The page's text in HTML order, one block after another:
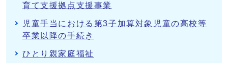
育て支援拠点支援事業
児童手当における第3子加算対象児童の高校等
卒業以降の手続き
ひとり親家庭福祉